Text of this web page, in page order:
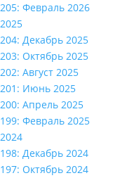
205: Февраль 2026
2025
204: Декабрь 2025
203: Октябрь 2025
202: Август 2025
201: Июнь 2025
200: Апрель 2025
199: Февраль 2025
2024
198: Декабрь 2024
197: Октябрь 2024